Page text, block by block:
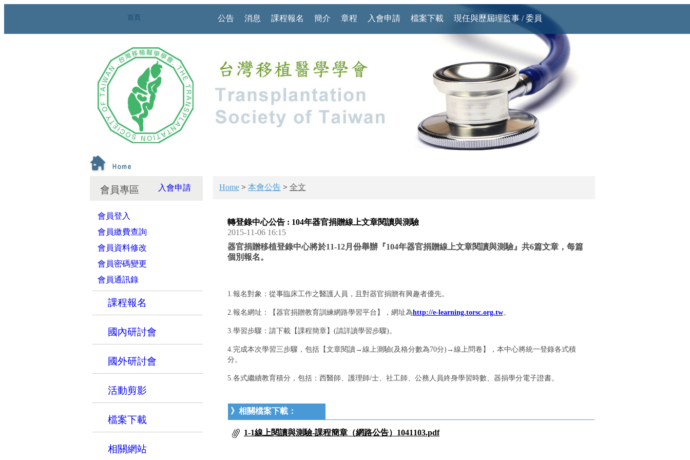
首頁 公告 消息 課程報名 簡介 章程 入會申請 檔案下載 現任與歷屆理監事 / 委員
會員專區 入會申請
會員登入
會員繳費查詢
會員資料修改
會員密碼變更
會員通訊錄
課程報名
國內研討會
國外研討會
活動剪影
檔案下載
相關網站
Home > 本會公告 > 全文
轉登錄中心公告 : 104年器官捐贈線上文章閱讀與測驗
2015-11-06 16:15
器官捐贈移植登錄中心將於11-12月份舉辦『104年器官捐贈線上文章閱讀與測驗』共6篇文章，每篇
個別報名。
1.報名對象：從事臨床工作之醫護人員，且對器官捐贈有興趣者優先。
2.報名網址：【器官捐贈教育訓練網路學習平台】，網址為http://e-learning.torsc.org.tw。
3.學習步驟：請下載【課程簡章】(請詳讀學習步驟)。
4.完成本次學習三步驟，包括【文章閱讀→線上測驗(及格分數為70分)→線上問卷】，本中心將統一登錄各式積
分。
5.各式繼續教育積分，包括：西醫師、護理師/士、社工師、公務人員終身學習時數、器捐學分電子證書。
》相關檔案下載：
1-1線上閱讀與測驗-課程簡章（網路公告）1041103.pdf